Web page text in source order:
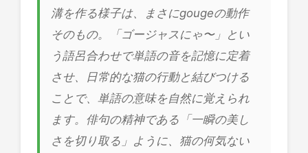
溝を作る様子は、まさにgougeの動作
そのもの。「ゴージャスにゃ〜」とい
う語呂合わせで単語の音を記憶に定着
させ、日常的な猫の行動と結びつける
ことで、単語の意味を自然に覚えられ
ます。俳句の精神である「一瞬の美し
さを切り取る」ように、猫の何気ない